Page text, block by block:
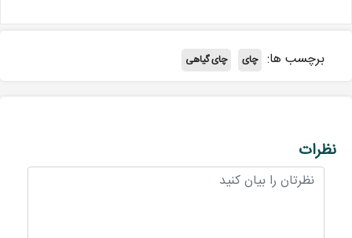
برچسب ها: چای چای گیاهی
نظرات